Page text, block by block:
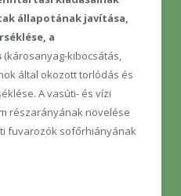
állapotának javítása,
a
(károsanyag-kibocsátás,
által okozott torlódás és
A vasúti- és vízi
részarányának növelése
fuvarozók sofőrhiányának